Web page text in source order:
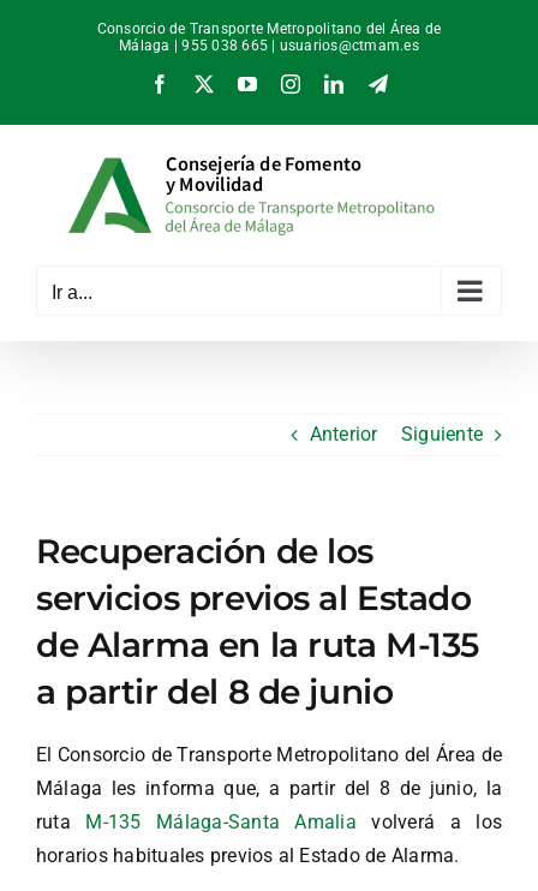
Consorcio de Transporte Metropolitano del Área de
Málaga | 955 038 665 | usuarios@ctmam.es
Facebook
X YouTubeInstagramLinkedInTelegram
Ir a...
Anterior Siguiente
Recuperación de los
servicios previos al Estado
de Alarma en la ruta M-135
a partir del 8 de junio
El Consorcio de Transporte Metropolitano del Área de
Málaga les informa que, a partir del 8 de junio, la
ruta M-135 Málaga-Santa Amalia volverá a los
horarios habituales previos al Estado de Alarma.